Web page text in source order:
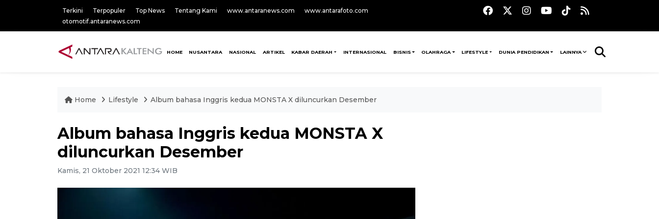
Terkini Terpopuler Top News Tentang Kami www.antaranews.com
www.antarafoto.com
otomotif.antaranews.com
HOME NUSANTARA NASIONAL ARTIKEL KABAR DAERAH INTERNASIONAL BISNIS OLAHRAGA LIFESTYLE DUNIA PENDIDIKAN LAINNYA
Home Lifestyle Album bahasa Inggris kedua MONSTA X diluncurkan Desember
Album bahasa Inggris kedua MONSTA X
diluncurkan Desember
Kamis, 21 Oktober 2021 12:34 WIB